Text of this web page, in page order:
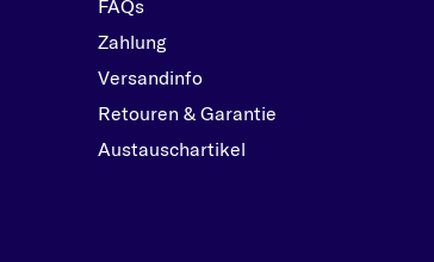
SUBARU
SUZUKI
TOYOTA
FAQs
Zahlung
Versandinfo
Retouren & Garantie
Austauschartikel